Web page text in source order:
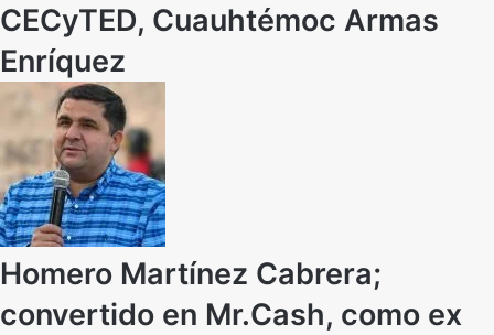
CECyTED, Cuauhtémoc Armas
Enríquez
Homero Martínez Cabrera;
convertido en Mr.Cash, como ex